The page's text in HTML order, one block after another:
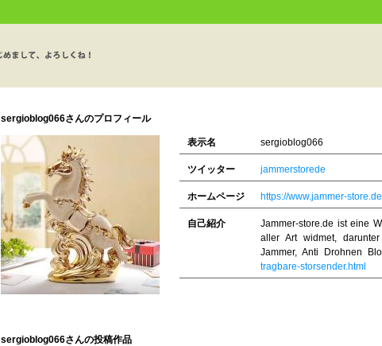
sergioblog066さんのプロフィール
表示名 sergioblog066
ツイッター jammerstorede
ホームページ https://www.jammer-
自己紹介
Jammer-store.de ist eine
aller Art widmet,
Jammer, Anti Drohnen
tragbare-storsender.html
sergioblog066さんの投稿作品